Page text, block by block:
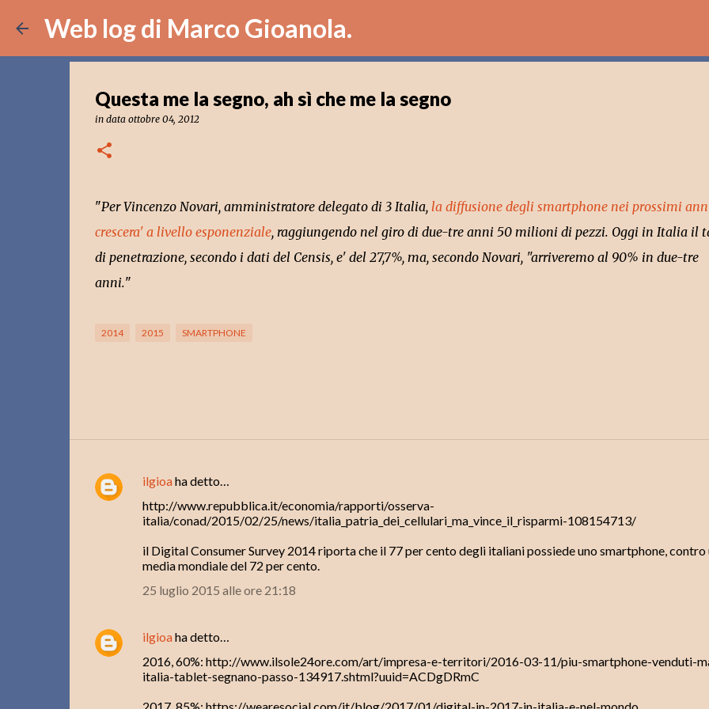
Web log di Marco Gioanola.
Questa me la segno, ah sì che me la segno
in data ottobre 04, 2012
"Per Vincenzo Novari, amministratore delegato di 3 Italia, la diffusione degli smartphone nei prossimi
crescera' a livello esponenziale, raggiungendo nel giro di due-tre anni 50 milioni di pezzi. Oggi in Italia il
di penetrazione, secondo i dati del Censis, e' del 27,7%, ma, secondo Novari, "arriveremo al 90% in due-tre
anni."
2014 2015 SMARTPHONE
C
i
ilgioaha detto…
http://www.repubblica.it/economia/rapporti/osserva-
italia/conad/2015/02/25/news/italia_patria_dei_cellulari_ma_vince_il_risparmi-108154713/
il Digital Consumer Survey 2014 riporta che il 77 per cento degli italiani possiede uno smartphone, contro
media mondiale del 72 per cento.
25 luglio 2015 alle ore 21:18
ilgioaha detto…
2016, 60%: http://www.ilsole24ore.com/art/impresa-e-territori/2016-03-11/piu-smartphone-venduti-
italia-tablet-segnano-passo-134917.shtml?uuid=ACDgDRmC